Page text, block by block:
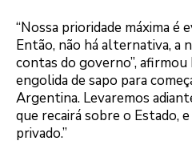
“Nossa prioridade máxima é
Então, não há alternativa, a
contas do governo”, afirmou
engolida de sapo para
Argentina. Levaremos
que recairá sobre o Estado,
privado.”